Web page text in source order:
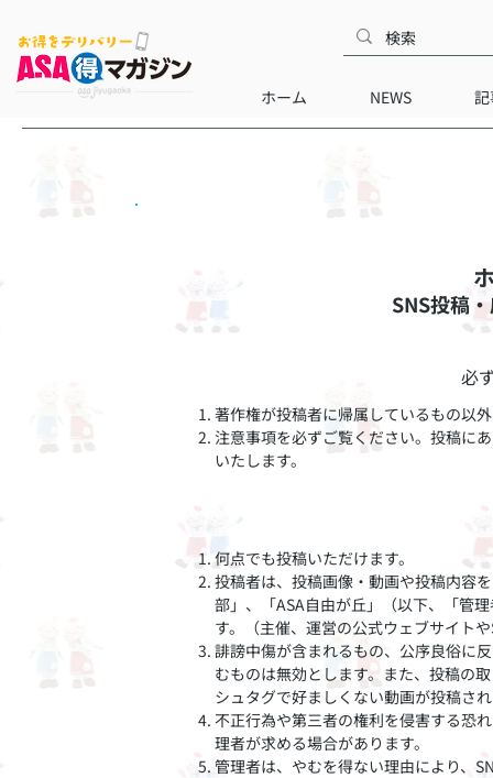
ホーム NEWS
SNS投稿
必
著作権が投稿者に帰属しているもの以
注意事項を必ずご覧ください。投稿に
いたします。
何点でも投稿いただけます。
投稿者は、投稿画像・動画や投稿内容
部」、「ASA自由が丘」（以下、「管
す。（主催、運営の公式ウェブサイト
誹謗中傷が含まれるもの、公序良俗に
むものは無効とします。また、投稿の
シュタグで好ましくない動画が投稿さ
不正行為や第三者の権利を侵害する恐
理者が求める場合があります。
管理者は、やむを得ない理由により、